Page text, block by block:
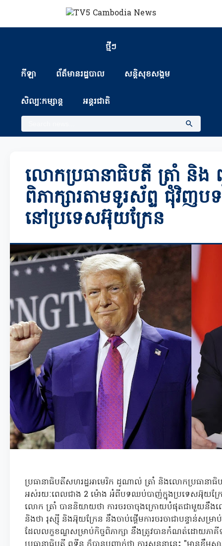
ថ្មីៗ
កីឡា ព័ត៏មានរដ្ឋបាល សន្តិសុខសង្គម
សិល្បៈកម្សាន្ត អន្តរជាតិ
លោកប្រធានាធិបតី ត្រាំ និង
ពិភាក្សារតាមទូរស័ព្ទ ជុំវិ
នៅប្រទេសអ៊ុយក្រែន
ប្រធានាធិបតីសហរដ្ឋអាមេរិក ដូណាល់ ត្រាំ និងលោកប្រធានា
អស់រយៈពេលជាង 2 ម៉ោង អំពីបទឈប់បាញ់ក្នុងប្រទេសអ៊ុយក្រែ
លោក ត្រាំ បាននិយាយថា ការចរចាចុងក្រោយបំផុតជាមួយនឹ
និងថា រុស្ស៊ី និងអ៊ុយក្រែន នឹងចាប់ផ្តើមការចរចាជាបន្ទាន់ស
ដែលលក្ខខណ្ឌសម្រាប់កិច្ចពិភាក្សា នឹងត្រូវបានកំណត់ដោយភាគី